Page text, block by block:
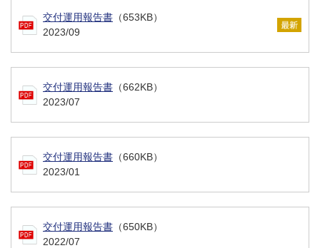
交付運用報告書 （653KB）
2023/09
交付運用報告書 （662KB）
2023/07
交付運用報告書 （660KB）
2023/01
交付運用報告書 （650KB）
2022/07